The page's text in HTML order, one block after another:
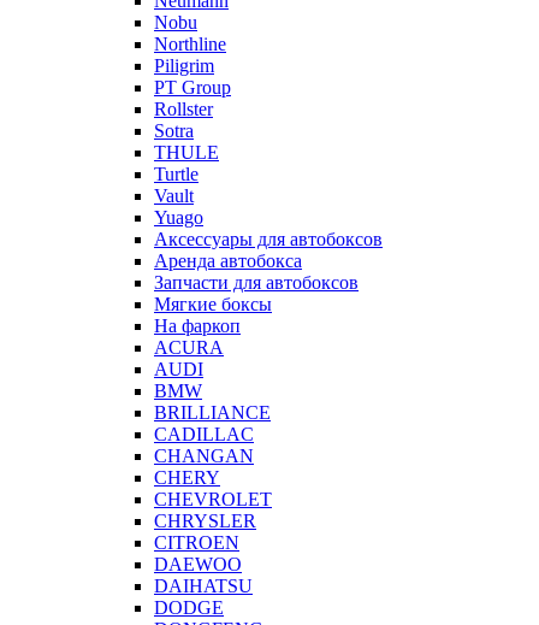
Nobu
Northline
Piligrim
PT Group
Rollster
Sotra
THULE
Turtle
Vault
Yuago
Аксессуары для автобоксов
Аренда автобокса
Запчасти для автобоксов
Мягкие боксы
На фаркоп
ACURA
AUDI
BMW
BRILLIANCE
CADILLAC
CHANGAN
CHERY
CHEVROLET
CHRYSLER
CITROEN
DAEWOO
DAIHATSU
DODGE